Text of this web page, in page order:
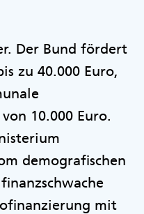
Der Bund fördert
zu 40.000 Euro,
10.000 Euro.
demografischen
mit